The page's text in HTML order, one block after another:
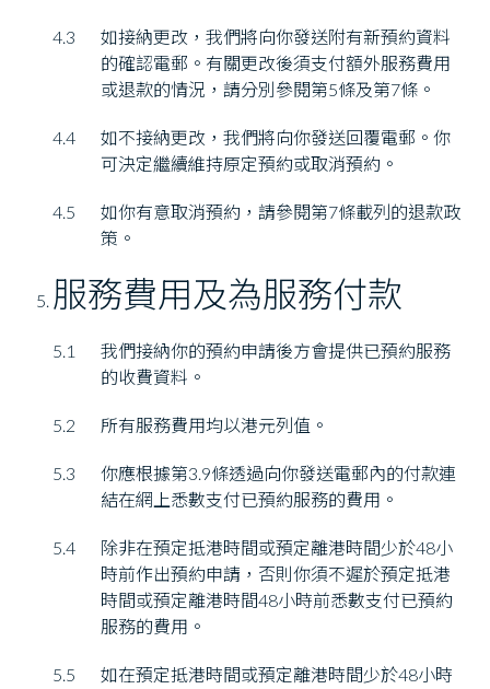
4.3
如接納更改，我們將向你發送附有新預約資料
的確認電郵。有關更改後須支付額外服務費用
或退款的情況，請分別參閱第5條及第7條。
4.4
如不接納更改，我們將向你發送回覆電郵。你
可決定繼續維持原定預約或取消預約。
4.5
如你有意取消預約，請參閱第7條載列的退款政
策。
服務費用及為服務付款
5.1
我們接納你的預約申請後方會提供已預約服務
的收費資料。
5.2 所有服務費用均以港元列值。
5.3
你應根據第3.9條透過向你發送電郵內的付款連
結在網上悉數支付已預約服務的費用。
5.4
除非在預定抵港時間或預定離港時間少於48小
時前作出預約申請，否則你須不遲於預定抵港
時間或預定離港時間48小時前悉數支付已預約
服務的費用。
5.5
如在預定抵港時間或預定離港時間少於48小時